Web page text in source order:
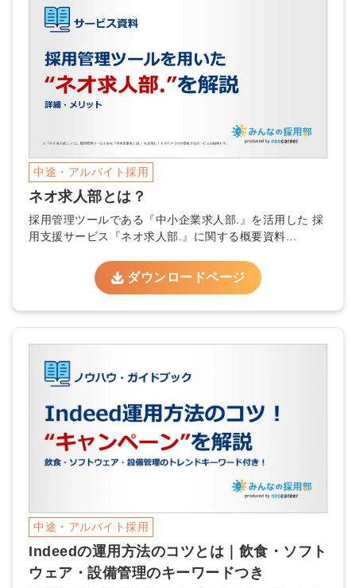
中途・アルバイト採用
ネオ求人部とは？
採用管理ツールである『中小企業求人部.』を活用した 採
用支援サービス『ネオ求人部.』に関する概要資料...
ダウンロードページ
中途・アルバイト採用
Indeedの運用方法のコツとは｜飲食・ソフト
ウェア・設備管理のキーワードつき